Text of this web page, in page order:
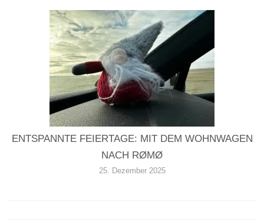
ENTSPANNTE FEIERTAGE: MIT DEM WOHNWAGEN
NACH RØMØ
25. Dezember 2025